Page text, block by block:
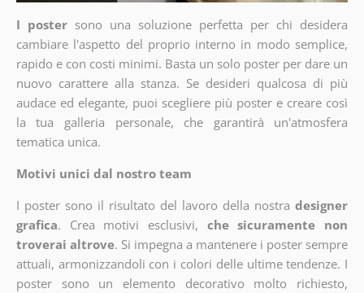
I poster sono una soluzione perfetta per chi desidera
cambiare l'aspetto del proprio interno in modo semplice,
rapido e con costi minimi. Basta un solo poster per dare un
nuovo carattere alla stanza. Se desideri qualcosa di più
audace ed elegante, puoi scegliere più poster e creare così
la tua galleria personale, che garantirà un'atmosfera
tematica unica.
Motivi unici dal nostro team
I poster sono il risultato del lavoro della nostra designer
grafica. Crea motivi esclusivi, che sicuramente non
troverai altrove. Si impegna a mantenere i poster sempre
attuali, armonizzandoli con i colori delle ultime tendenze. I
poster sono un elemento decorativo molto richiesto,